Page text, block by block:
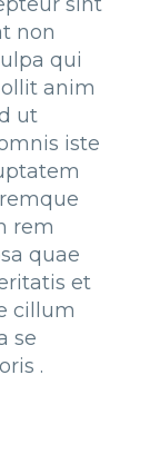
non
qui
anim
ut
iste
rem
quae
et
cillum
se
.